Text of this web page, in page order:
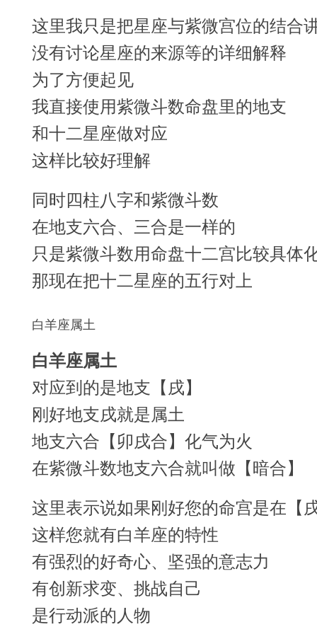
这里我只是把星座与紫微宫位的结合
没有讨论星座的来源等的详细解释
为了方便起见
我直接使用紫微斗数命盘里的地支
和十二星座做对应
这样比较好理解
同时四柱八字和紫微斗数
在地支六合、三合是一样的
只是紫微斗数用命盘十二宫比较具体
那现在把十二星座的五行对上
白羊座属土
白羊座属土
对应到的是地支【戌】
刚好地支戌就是属土
地支六合【卯戌合】化气为火
在紫微斗数地支六合就叫做【暗合】
这里表示说如果刚好您的命宫是在【
这样您就有白羊座的特性
有强烈的好奇心、坚强的意志力
有创新求变、挑战自己
是行动派的人物